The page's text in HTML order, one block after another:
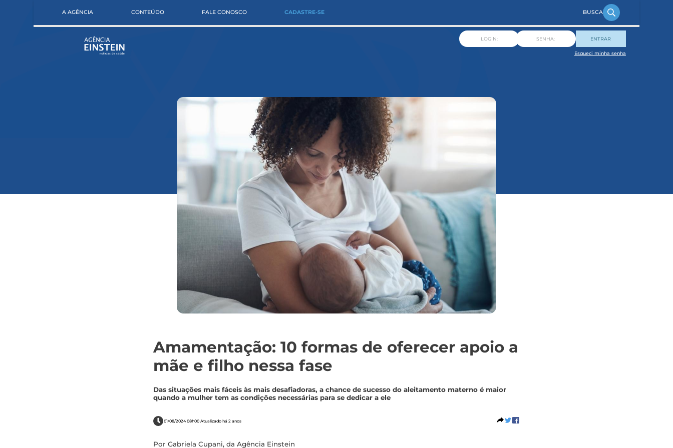
A AGÊNCIA CONTEÚDO FALE CONOSCO CADASTRE-SE
ENTRAR
Esqueci minha senha
Amamentação: 10 formas de oferecer apoio a
mãe e filho nessa fase
Das situações mais fáceis às mais desafiadoras, a chance de sucesso do aleitamento materno é maior
quando a mulher tem as condições necessárias para se dedicar a ele
01/08/2024 08h00 Atualizado há 2 anos
Por Gabriela Cupani, da Agência Einstein